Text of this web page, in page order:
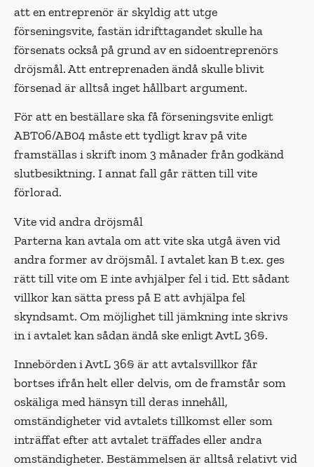
att en entreprenör är skyldig att utge
förseningsvite, fastän idrifttagandet skulle ha
försenats också på grund av en sidoentreprenörs
dröjsmål. Att entreprenaden ändå skulle blivit
försenad är alltså inget hållbart argument.
För att en beställare ska få förseningsvite enligt
ABT06/AB04 måste ett tydligt krav på vite
framställas i skrift inom 3 månader från godkänd
slutbesiktning. I annat fall går rätten till vite
förlorad.
Vite vid andra dröjsmål
Parterna kan avtala om att vite ska utgå även vid
andra former av dröjsmål. I avtalet kan B t.ex. ges
rätt till vite om E inte avhjälper fel i tid. Ett sådant
villkor kan sätta press på E att avhjälpa fel
skyndsamt. Om möjlighet till jämkning inte skrivs
in i avtalet kan sådan ändå ske enligt AvtL 36§.
Innebörden i AvtL 36§ är att avtalsvillkor får
bortses ifrån helt eller delvis, om de framstår som
oskäliga med hänsyn till deras innehåll,
omständigheter vid avtalets tillkomst eller som
inträffat efter att avtalet träffades eller andra
omständigheter. Bestämmelsen är alltså relativt vid